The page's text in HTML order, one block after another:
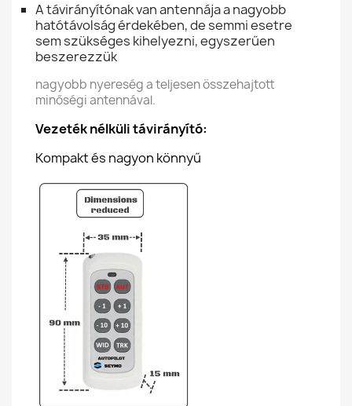
A távirányítónak van antennája a nagyobb
hatótávolság érdekében, de semmi esetre
sem szükséges kihelyezni, egyszerűen
beszerezzük
nagyobb nyereség a teljesen összehajtott
minőségi antennával.
Vezeték nélküli távirányító:
Kompakt és nagyon könnyű